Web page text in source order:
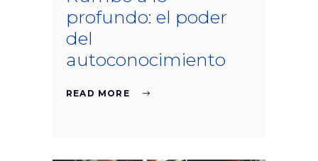
profundo: el poder
del
autoconocimiento
READ MORE